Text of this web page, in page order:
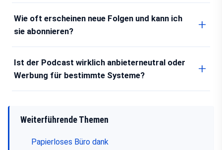
Wie oft erscheinen neue Folgen und kann ich
sie abonnieren?
Ist der Podcast wirklich anbieterneutral oder
Werbung für bestimmte Systeme?
Weiterführende Themen
Papierloses Büro dank